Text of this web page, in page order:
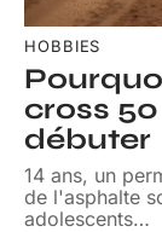
HOBBIES
cross
débuter
14 ans, un
de l'asphalte
adolescents…